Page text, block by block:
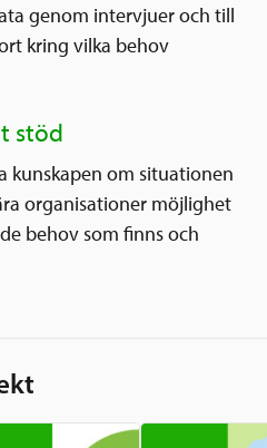
genom intervjuer och till
kring vilka behov
stöd
kunskapen om situationen
organisationer möjlighet
behov som finns och